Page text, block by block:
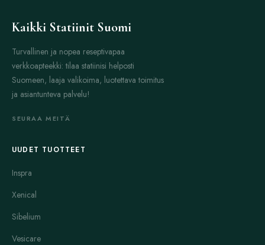
Kaikki Statiinit Suomi
Turvallinen ja nopea reseptivapaa
verkkoapteekki: tilaa statiinisi helposti
Suomeen, laaja valikoima, luotettava toimitus
ja asiantunteva palvelu!
SEURAA MEITÄ
UUDET TUOTTEET
Inspra
Xenical
Sibelium
Vesicare